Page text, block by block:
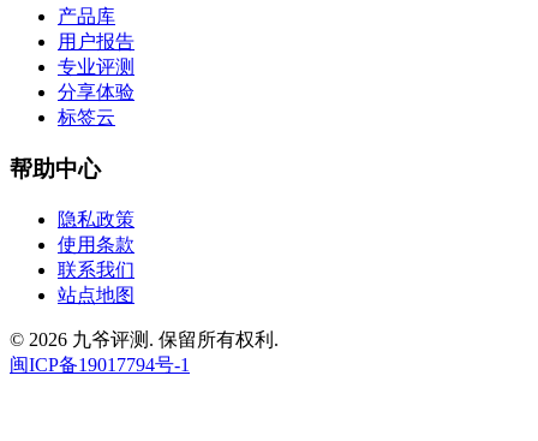
产品库
用户报告
专业评测
分享体验
标签云
帮助中心
隐私政策
使用条款
联系我们
站点地图
© 2026 九爷评测. 保留所有权利.
闽ICP备19017794号-1